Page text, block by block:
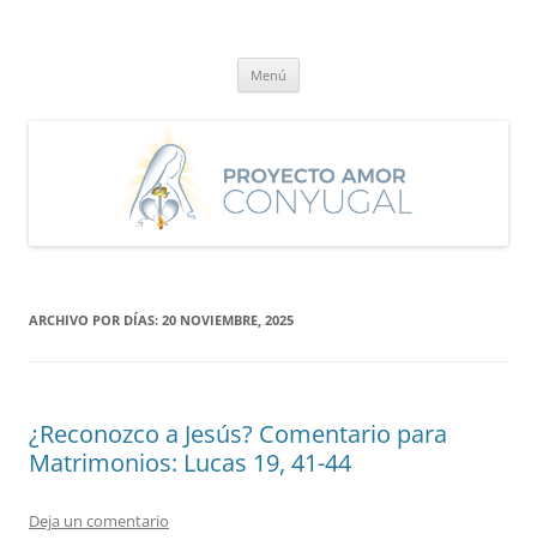
Menú
ARCHIVO POR DÍAS: 20 NOVIEMBRE, 2025
¿Reconozco a Jesús? Comentario para
Matrimonios: Lucas 19, 41-44
Deja un comentario